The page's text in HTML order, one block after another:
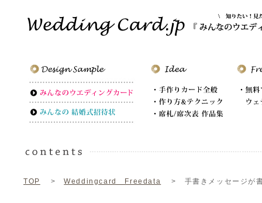
TOP >Weddingcard Freedata > 手書きメッセージが書